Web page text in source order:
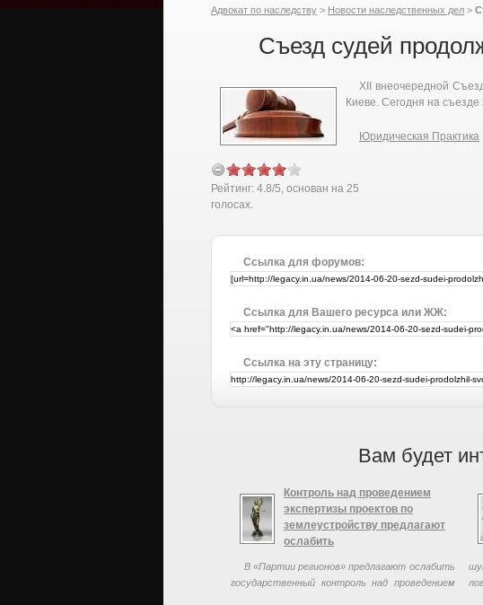
Адвокат по наследству > Новости наследственных дел >
Съезд судей
XII внеочередной
Киеве. Сегодня на съезде
Юридическая Практика
Рейтинг: 4.8/5, основан на 25
голосах.
Ссылка для форумов:
Ссылка для Вашего ресурса или ЖЖ:
Ссылка на эту страницу:
Вам будет
Контроль над проведением
экспертизы проектов по
землеустройству предлагают
ослабить
В «Партии регионов» предлагают ослабить
государственный контроль над проведением